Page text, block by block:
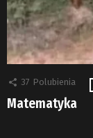
37 Polubienia
Matematyka